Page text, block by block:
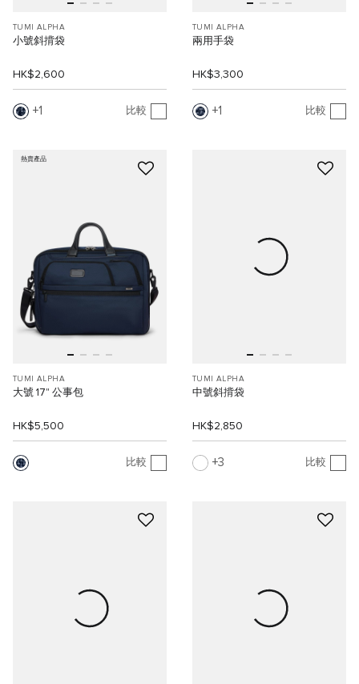
TUMI ALPHA
小號斜揹袋
HK$2,600
1 比較
TUMI ALPHA
兩用手袋
HK$3,300
1 比較
熱賣產品
TUMI ALPHA
大號 17" 公事包
HK$5,500
比較
TUMI ALPHA
中號斜揹袋
HK$2,850
3 比較